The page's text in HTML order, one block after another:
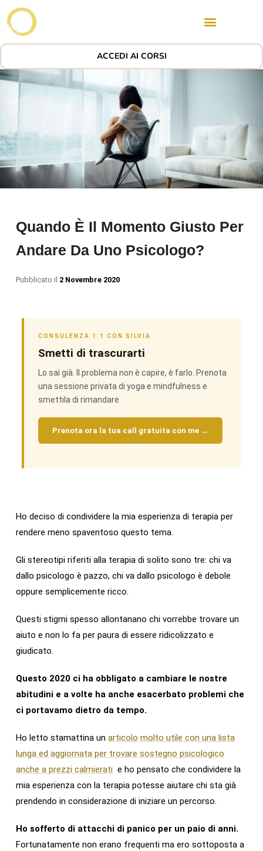
ACCEDI AI CORSI
Quando È Il Momento Giusto Per
Andare Da Uno Psicologo?
Pubblicato il 2 Novembre 2020
CONSULENZA 1:1 CON SILVIA
Smetti di trascurarti
Lo sai già. Il problema non è capire, è farlo. Prenota
una sessione privata di yoga e mindfulness e
smettila di rimandare.
Prenota ora la tua call gratuita con me →
Ho deciso di condividere la mia esperienza di terapia per
rendere meno spaventoso questo tema.
Gli stereotipi riferiti alla terapia di solito sono tre: chi va
dallo psicologo è pazzo, chi va dallo psicologo è debole
oppure semplicemente ricco.
Questi stigmi spesso allontanano chi vorrebbe trovare un
aiuto e non lo fa per paura di essere ridicolizzato e
giudicato.
Questo 2020 ci ha obbligato a cambiare le nostre
abitudini e a volte ha anche esacerbato problemi che
ci portavamo dietro da tempo.
Ho letto stamattina un articolo molto utile con una lista
lunga ed aggiornata per trovare sostegno psicologico
anche a prezzi calmierati e ho pensato che condividere la
mia esperienza con la terapia potesse aiutare chi sta già
prendendo in considerazione di iniziare un percorso.
Ho sofferto di attacchi di panico per un paio di anni.
Fortunatamente non erano frequenti ma ero sottoposta a